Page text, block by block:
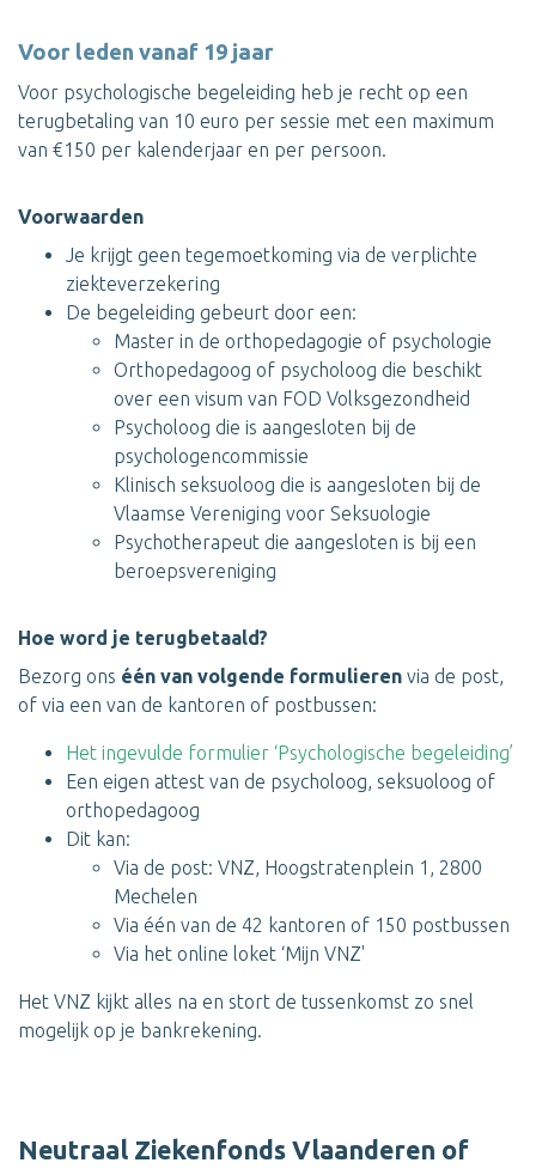
Voor leden vanaf 19 jaar
Voor psychologische begeleiding heb je recht op een
terugbetaling van 10 euro per sessie met een maximum
van €150 per kalenderjaar en per persoon.
Voorwaarden
Je krijgt geen tegemoetkoming via de verplichte
ziekteverzekering
De begeleiding gebeurt door een:
Master in de orthopedagogie of psychologie
Orthopedagoog of psycholoog die beschikt
over een visum van FOD Volksgezondheid
Psycholoog die is aangesloten bij de
psychologencommissie
Klinisch seksuoloog die is aangesloten bij de
Vlaamse Vereniging voor Seksuologie
Psychotherapeut die aangesloten is bij een
beroepsvereniging
Hoe word je terugbetaald?
Bezorg ons één van volgende formulieren via de post,
of via een van de kantoren of postbussen:
Het ingevulde formulier ‘Psychologische begeleiding’
Een eigen attest van de psycholoog, seksuoloog of
orthopedagoog
Dit kan:
Via de post: VNZ, Hoogstratenplein 1, 2800
Mechelen
Via één van de 42 kantoren of 150 postbussen
Via het online loket ‘Mijn VNZ'
Het VNZ kijkt alles na en stort de tussenkomst zo snel
mogelijk op je bankrekening.
Neutraal Ziekenfonds Vlaanderen of